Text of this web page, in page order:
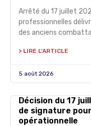
Arrêté du 17 juillet
professionnelles
des anciens
> LIRE L'ARTICLE
5 août 2026
Décision du 17
de signature
opérationnelle